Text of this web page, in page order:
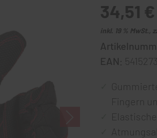
34,51 €
inkl. 19 % MwSt.,
EAN:
Fingern